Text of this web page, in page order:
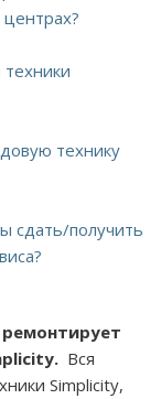
технику
сдать/получить
Вся
Simplicity,